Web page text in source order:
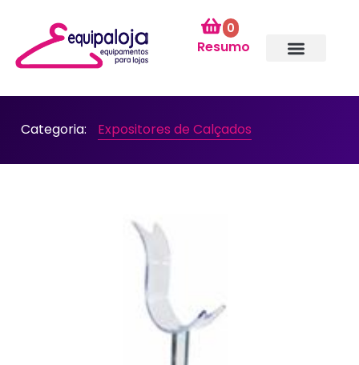
0
Resumo
Categoria: Expositores de Calçados